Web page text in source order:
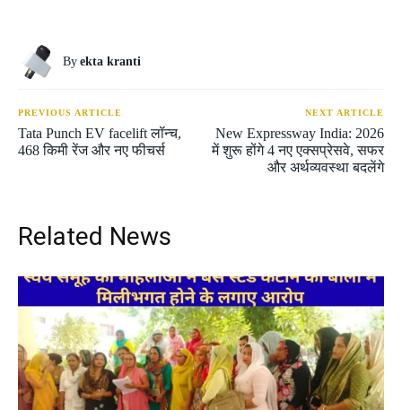
By ekta kranti
PREVIOUS ARTICLE
Tata Punch EV facelift लॉन्च,
468 किमी रेंज और नए फीचर्स
NEXT ARTICLE
New Expressway India: 2026
में शुरू होंगे 4 नए एक्सप्रेसवे, सफर
और अर्थव्यवस्था बदलेंगे
Related News